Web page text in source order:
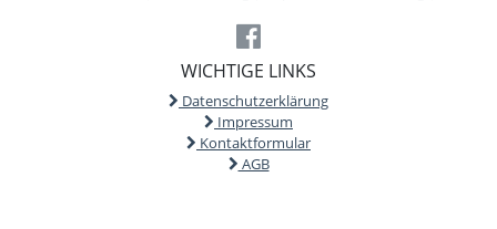
WICHTIGE LINKS
Datenschutzerklärung
Impressum
Kontaktformular
AGB